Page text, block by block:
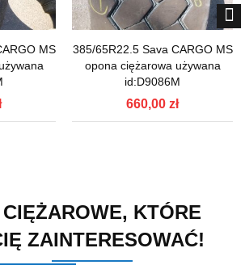
MS
385/65R22.5 Sava CARGO MS
opona ciężarowa używana
id:D9086M
660,00 zł
KTÓRE
ZAINTERESOWAĆ!